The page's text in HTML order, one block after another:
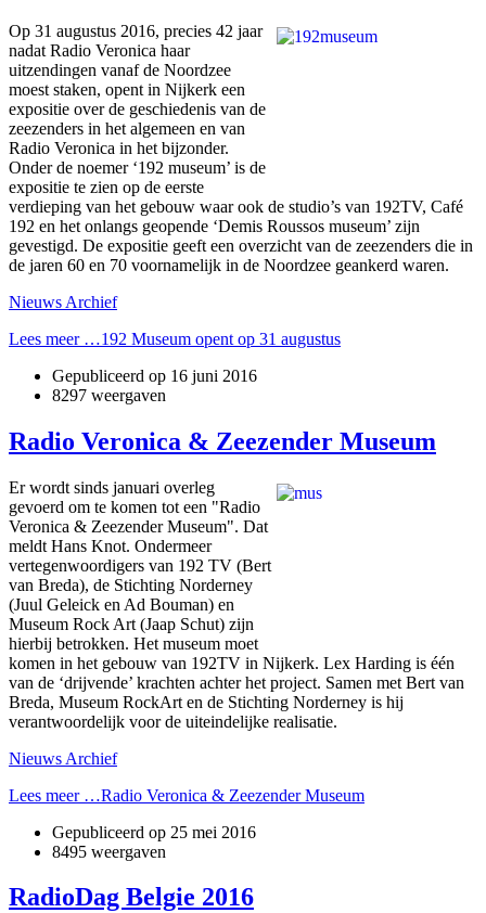
Op 31 augustus 2016, precies 42 jaar
nadat Radio Veronica haar
uitzendingen vanaf de Noordzee
moest staken, opent in Nijkerk een
expositie over de geschiedenis van de
zeezenders in het algemeen en van
Radio Veronica in het bijzonder.
Onder de noemer ‘192 museum’ is de
expositie te zien op de eerste
verdieping van het gebouw waar ook de studio’s van 192TV, Café
192 en het onlangs geopende ‘Demis Roussos museum’ zijn
gevestigd. De expositie geeft een overzicht van de zeezenders die in
de jaren 60 en 70 voornamelijk in de Noordzee geankerd waren.
Nieuws Archief
Lees meer …192 Museum opent op 31 augustus
Gepubliceerd op 16 juni 2016
8297 weergaven
Radio Veronica & Zeezender Museum
Er wordt sinds januari overleg
gevoerd om te komen tot een "Radio
Veronica & Zeezender Museum". Dat
meldt Hans Knot. Ondermeer
vertegenwoordigers van 192 TV (Bert
van Breda), de Stichting Norderney
(Juul Geleick en Ad Bouman) en
Museum Rock Art (Jaap Schut) zijn
hierbij betrokken. Het museum moet
komen in het gebouw van 192TV in Nijkerk. Lex Harding is één
van de ‘drijvende’ krachten achter het project. Samen met Bert van
Breda, Museum RockArt en de Stichting Norderney is hij
verantwoordelijk voor de uiteindelijke realisatie.
Nieuws Archief
Lees meer …Radio Veronica & Zeezender Museum
Gepubliceerd op 25 mei 2016
8495 weergaven
RadioDag Belgie 2016